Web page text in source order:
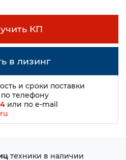
КП
в лизинг
и сроки поставки
телефону
или по e-mail
техники в наличии